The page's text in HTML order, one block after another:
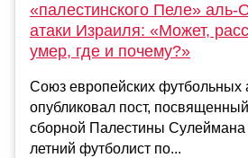
«палестинского Пеле»
атаки Израиля: «Может,
умер, где и почему?»
Союз европейских футбольных
опубликовал пост, посвященный
сборной Палестины
летний футболист по...